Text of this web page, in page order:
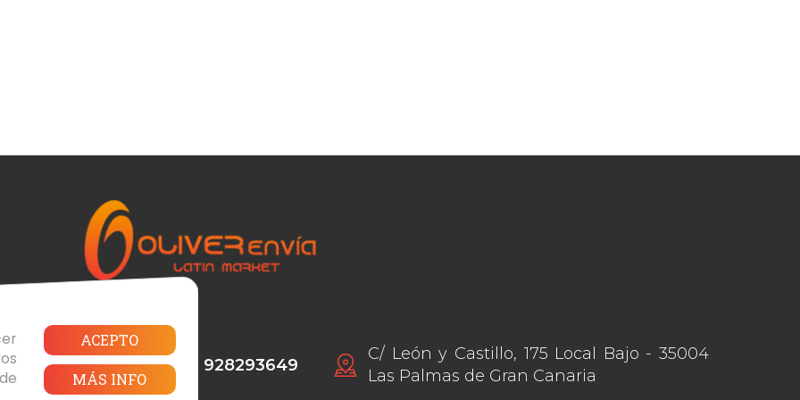
(+34) 928293649
C/ León y Castillo, 175 Local Bajo - 35004
Las Palmas de Gran Canaria
ACEPTO
MÁS INFO